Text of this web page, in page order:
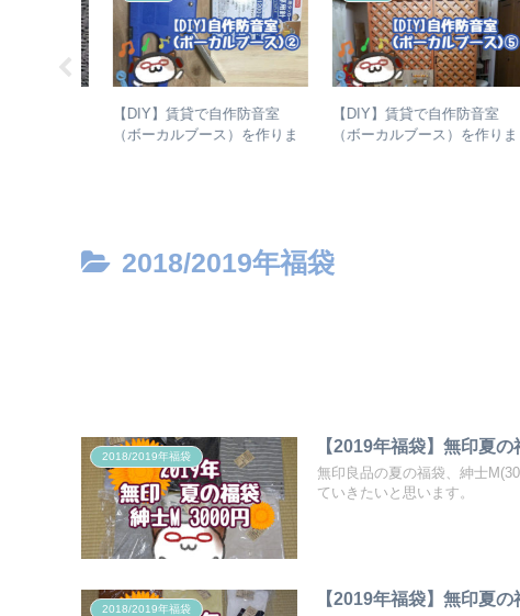
【DIY】賃貸で自作防音室
（ボーカルブース）を作りま
【DIY】賃貸で自作防音室
（ボーカルブース）を作りま
2018/2019年福袋
2018/2019年福袋
【2019年福袋】無印夏
無印良品の夏の福袋、紳士
ていきたいと思います。
2018/2019年福袋
【2019年福袋】無印夏